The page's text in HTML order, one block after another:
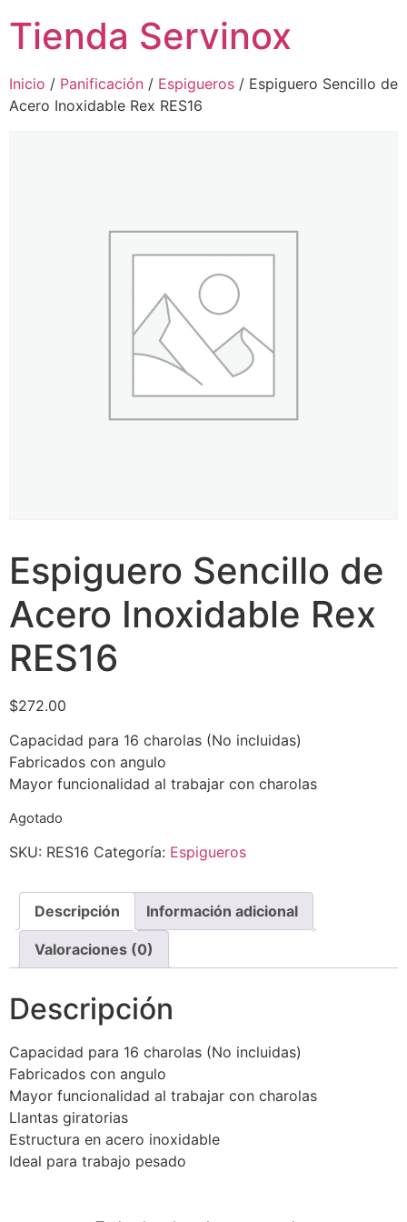
Tienda Servinox
Inicio / Panificación / Espigueros / Espiguero Sencillo de
Acero Inoxidable Rex RES16
Espiguero Sencillo de
Acero Inoxidable Rex
RES16
$272.00
Capacidad para 16 charolas (No incluidas)
Fabricados con angulo
Mayor funcionalidad al trabajar con charolas
Agotado
SKU: RES16 Categoría: Espigueros
Descripción Información adicional
Valoraciones (0)
Descripción
Capacidad para 16 charolas (No incluidas)
Fabricados con angulo
Mayor funcionalidad al trabajar con charolas
Llantas giratorias
Estructura en acero inoxidable
Ideal para trabajo pesado